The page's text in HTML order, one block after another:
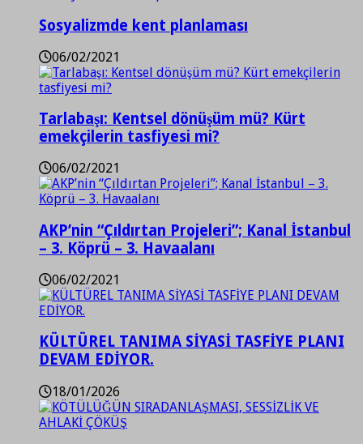
Sosyalizmde kent planlaması
06/02/2021
Tarlabaşı: Kentsel dönüşüm mü? Kürt
emekçilerin tasfiyesi mi?
06/02/2021
AKP’nin “Çıldırtan Projeleri”; Kanal İstanbul
– 3. Köprü – 3. Havaalanı
06/02/2021
KÜLTÜREL TANIMA SİYASİ TASFİYE PLANI
DEVAM EDİYOR.
18/01/2026